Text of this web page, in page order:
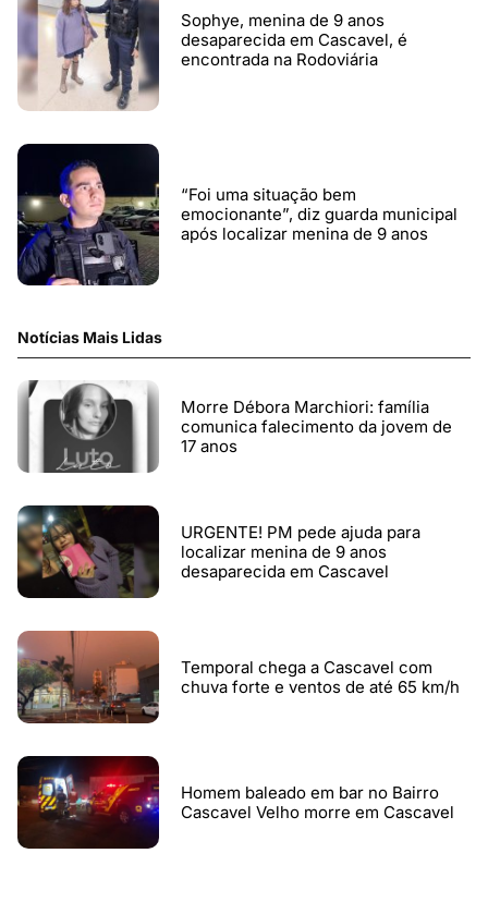
Sophye, menina de 9 anos
desaparecida em Cascavel, é
encontrada na Rodoviária
“Foi uma situação bem
emocionante”, diz guarda municipal
após localizar menina de 9 anos
Notícias Mais Lidas
Morre Débora Marchiori: família
comunica falecimento da jovem de
17 anos
URGENTE! PM pede ajuda para
localizar menina de 9 anos
desaparecida em Cascavel
Temporal chega a Cascavel com
chuva forte e ventos de até 65 km/h
Homem baleado em bar no Bairro
Cascavel Velho morre em Cascavel